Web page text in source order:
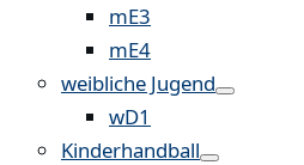
mE3
mE4
weibliche Jugend
wD1
Kinderhandball